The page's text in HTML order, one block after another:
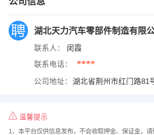
湖北天力汽车零部件制造有限
联系人： 闵霞
联系电话： ****
公司地址： 湖北省荆州市红门路81
温馨提示
1、本平台仅供信息发布，不会收取押金、保证金，请